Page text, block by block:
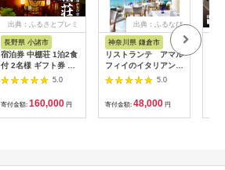
出典：ふるさとプレミ
長野県 小諸市
宿泊券 中棚荘 1泊2食
付 2名様 ギフト券 チ
ケット 券 宿泊 旅行
5.0
寄付金額: 160,000 円
出典：ふるなび
神奈川県 鎌倉市
リストランテ アマル
フィイのイタリアンデ
ィナーコースA ペア
5.0
寄付金額: 48,000 円